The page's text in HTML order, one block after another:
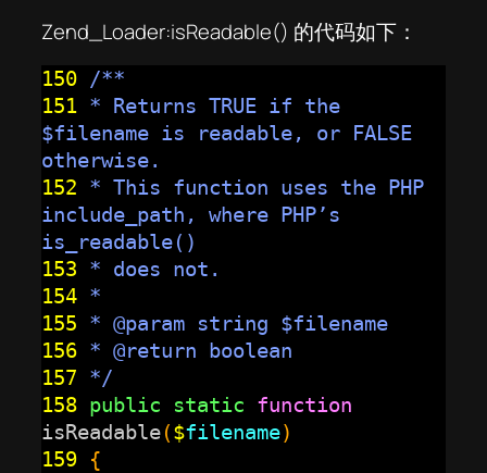
Zend_Loader:isReadable() 的代码如下：
150 /**
151 * Returns TRUE if the
$filename is readable, or FALSE
otherwise.
152 * This function uses the PHP
include_path, where PHP’s
is_readable()
153 * does not.
154 *
155 * @param string $filename
156 * @return boolean
157 */
158 public static function
isReadable($filename)
159 {